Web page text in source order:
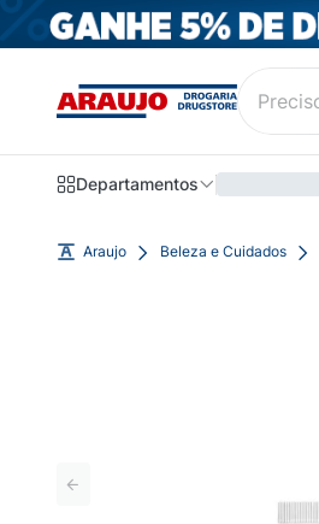
Departamentos
Araujo Beleza e Cuidados